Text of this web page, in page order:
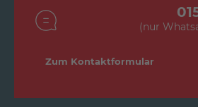
(nur
Zum Kontaktformular